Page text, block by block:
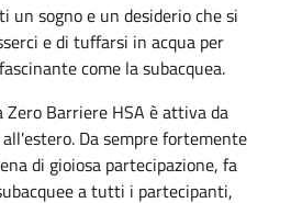
sogno e un desiderio che si
e di tuffarsi in acqua per
come la subacquea.
Zero Barriere HSA è attiva da
Da sempre fortemente
di gioiosa partecipazione, fa
a tutti i partecipanti,